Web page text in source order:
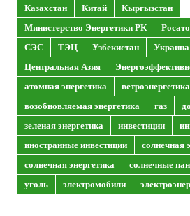
Казахстан
Китай
Кыргызстан
Министерство Энергетики РК
СЭС
ТЭЦ Узбекистан Украина
Центральная Азия
атомная энергетика
ветроэнергетика
возобновляемая энергетика
газ
зеленая энергетика
инвестиции
иностранные инвестиции
солнечная
солнечная энергетика
солнечные
уголь
электромобили